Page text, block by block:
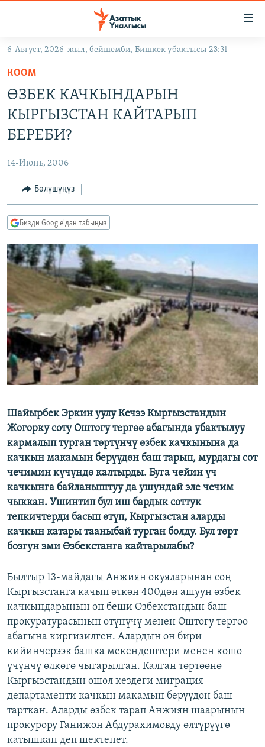
Навигацияга
өтүңүз
Издөөгө
салыңыз
САЯСАТ
МАДАНИЯТ
ДҮЙНӨ
УКРАИНА
ТВ ПРОГРАММАЛАР
БҮГҮН АЗАТТЫКТА
ДАНИСТЕ
ЭЖЕ-СИҢДИЛЕР
ЫҢГАЙСЫЗ СУРООЛОР
ПОДКАСТ
Русский
ОНЛАЙН ШЕРИНЕ
ЭЕ/АРнун бардык сайттары
6-Август, 2026-жыл, бейшемби, Бишкек убактысы 23:31
КООМ
ӨЗБЕК КАЧКЫНДАРЫН
КЫРГЫЗСТАН КАЙТАРЫП
БЕРЕБИ?
14-Июнь, 2006
Бөлүшүңүз
Бизди Google'дан табыңыз
Шайырбек Эркин уулу Кечээ Кыргызстандын
Жогорку соту Оштогу тергөө абагында убактылуу
кармалып турган төртүнчү өзбек качкынына да
качкын макамын берүүдөн баш тарып, мурдагы сот
чечимин күчүндө калтырды. Буга чейин үч
качкынга байланыштуу да ушундай эле чечим
чыккан. Ушинтип бул иш бардык соттук
тепкичтерди басып өтүп, Кыргызстан аларды
качкын катары тааныбай турган болду. Бул төрт
бозгун эми Өзбекстанга кайтарылабы?
Былтыр 13-майдагы Анжиян окуяларынан соң
Кыргызстанга качып өткөн 400дөн ашуун өзбек
качкындарынын он беши Өзбекстандын баш
прокуратурасынын өтүнүчү менен Оштогу тергөө
абагына киргизилген. Алардын он бири
кийинчерээк башка мекендештери менен кошо
үчүнчү өлкөгө чыгарылган. Калган төртөөнө
Кыргызстандын ошол кездеги миграция
департаменти качкын макамын берүүдөн баш
тарткан. Аларды өзбек тарап Анжиян шаарынын
прокурору Ганижон Абдурахимовду өлтүрүүгө
катышкан деп шектенет.